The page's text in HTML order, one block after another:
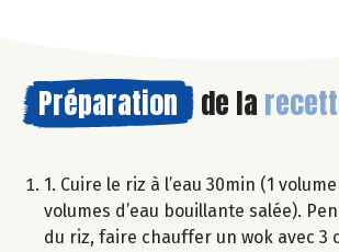
Préparation de la
1. Cuire le riz à l’eau 30min (1
volumes d’eau bouillante salée).
du riz, faire chauffer un wok avec 3